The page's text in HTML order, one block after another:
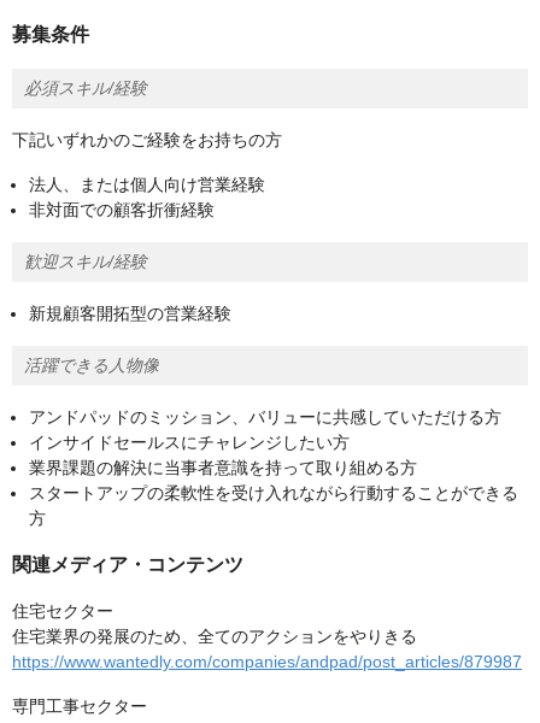
募集条件
必須スキル/経験
下記いずれかのご経験をお持ちの方
法人、または個人向け営業経験
非対面での顧客折衝経験
歓迎スキル/経験
新規顧客開拓型の営業経験
活躍できる人物像
アンドパッドのミッション、バリューに共感していただける方
インサイドセールスにチャレンジしたい方
業界課題の解決に当事者意識を持って取り組める方
スタートアップの柔軟性を受け入れながら行動することができる
方
関連メディア・コンテンツ
住宅セクター
住宅業界の発展のため、全てのアクションをやりきる
https://www.wantedly.com/companies/andpad/post_articles/879987
専門工事セクター